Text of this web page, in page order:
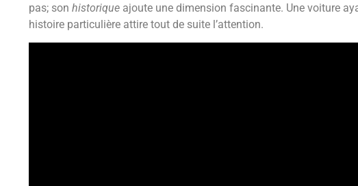
pas; son historique ajoute une dimension fascinante. Une voiture
histoire particulière attire tout de suite l’attention.